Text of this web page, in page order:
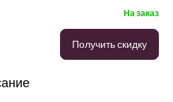
На заказ
Получить скидку